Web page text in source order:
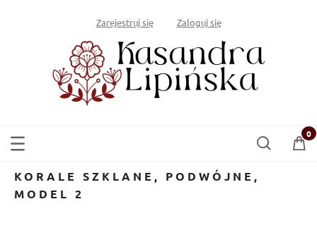
Zarejestruj się Zaloguj się
KORALE SZKLANE, PODWÓJNE,
MODEL 2